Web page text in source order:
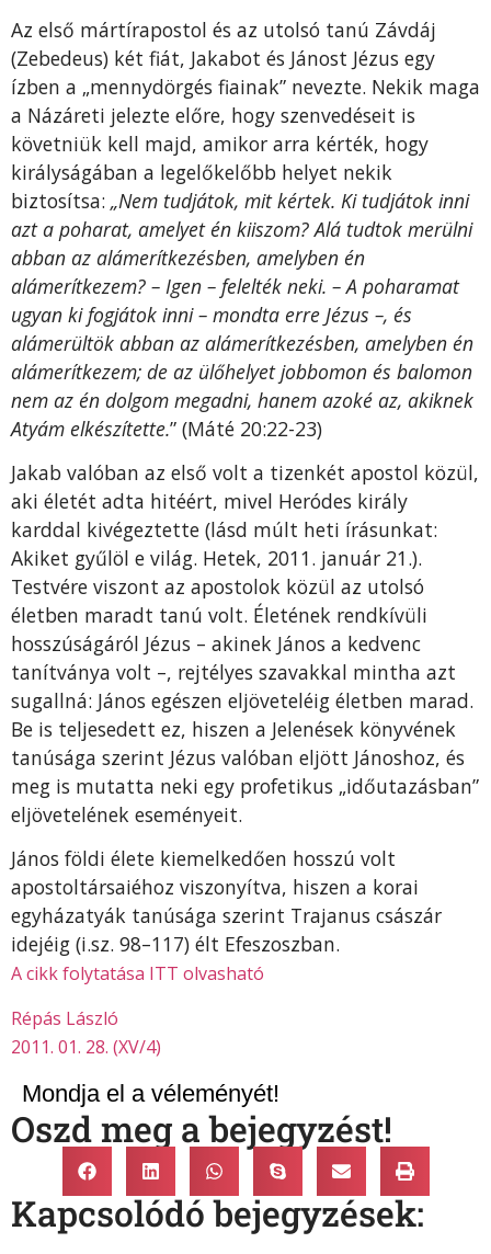
Az első mártírapostol és az utolsó tanú Závdáj
(Zebedeus) két fiát, Jakabot és Jánost Jézus egy
ízben a „mennydörgés fiainak” nevezte. Nekik maga
a Názáreti jelezte előre, hogy szenvedéseit is
követniük kell majd, amikor arra kérték, hogy
királyságában a legelőkelőbb helyet nekik
biztosítsa: „Nem tudjátok, mit kértek. Ki tudjátok inni
azt a poharat, amelyet én kiiszom? Alá tudtok merülni
abban az alámerítkezésben, amelyben én
alámerítkezem? – Igen – felelték neki. – A poharamat
ugyan ki fogjátok inni – mondta erre Jézus –, és
alámerültök abban az alámerítkezésben, amelyben én
alámerítkezem; de az ülőhelyet jobbomon és balomon
nem az én dolgom megadni, hanem azoké az, akiknek
Atyám elkészítette.” (Máté 20:22-23)
Jakab valóban az első volt a tizenkét apostol közül,
aki életét adta hitéért, mivel Heródes király
karddal kivégeztette (lásd múlt heti írásunkat:
Akiket gyűlöl e világ. Hetek, 2011. január 21.).
Testvére viszont az apostolok közül az utolsó
életben maradt tanú volt. Életének rendkívüli
hosszúságáról Jézus – akinek János a kedvenc
tanítványa volt –, rejtélyes szavakkal mintha azt
sugallná: János egészen eljöveteléig életben marad.
Be is teljesedett ez, hiszen a Jelenések könyvének
tanúsága szerint Jézus valóban eljött Jánoshoz, és
meg is mutatta neki egy profetikus „időutazásban”
eljövetelének eseményeit.
János földi élete kiemelkedően hosszú volt
apostoltársaiéhoz viszonyítva, hiszen a korai
egyházatyák tanúsága szerint Trajanus császár
idejéig (i.sz. 98–117) élt Efeszoszban.
A cikk folytatása ITT olvasható
Répás László
2011. 01. 28. (XV/4)
Mondja el a véleményét!
Oszd meg a bejegyzést!
Kapcsolódó bejegyzések: